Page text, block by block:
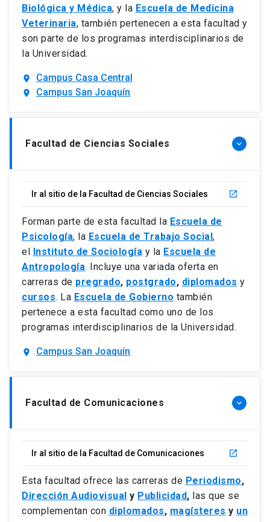
Biológica y Médica, y la Escuela de Medicina
Veterinaria, también pertenecen a esta facultad y
son parte de los programas interdisciplinarios de
la Universidad.
location_on Campus Casa Central
location_on Campus San Joaquín
Facultad de Ciencias Sociales keyboard_arrow_down
Ir al sitio de la Facultad de Ciencias Sociales launch
Forman parte de esta facultad la Escuela de
Psicología, la Escuela de Trabajo Social,
el Instituto de Sociología y la Escuela de
Antropología. Incluye una variada oferta en
carreras de pregrado, postgrado, diplomados y
cursos. La Escuela de Gobierno también
pertenece a esta facultad como uno de los
programas interdisciplinarios de la Universidad.
location_on Campus San Joaquín
Facultad de Comunicaciones keyboard_arrow_down
Ir al sitio de la Facultad de Comunicaciones launch
Esta facultad ofrece las carreras de Periodismo,
Dirección Audiovisual y Publicidad, las que se
complementan con diplomados, magísteres y un